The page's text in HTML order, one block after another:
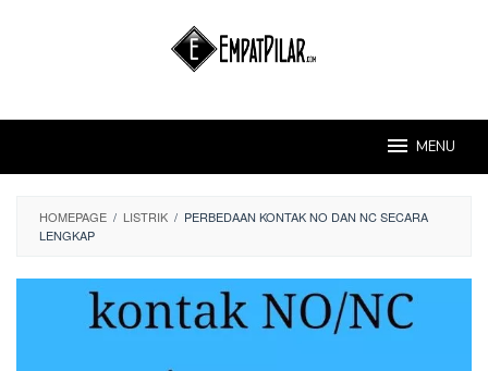
MENU
HOMEPAGE / LISTRIK / PERBEDAAN KONTAK NO DAN NC SECARA
LENGKAP